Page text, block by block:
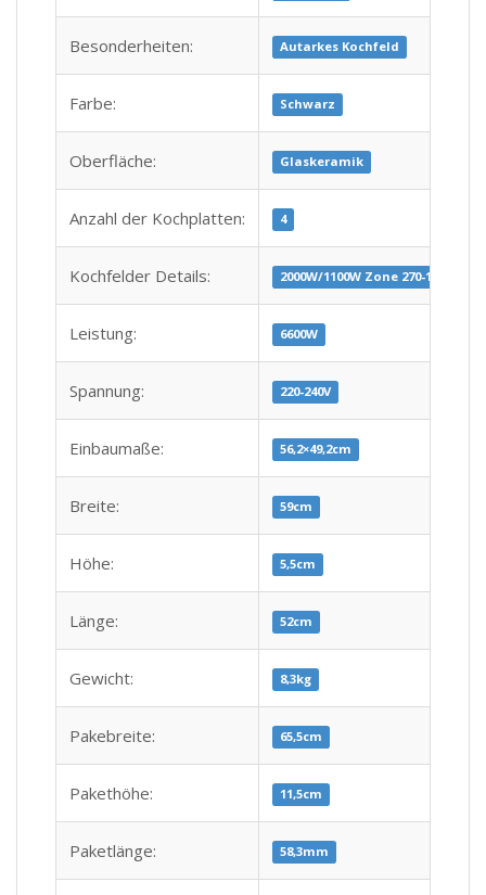
Besonderheiten: Autarkes Kochfeld
Farbe: Schwarz
Oberfläche: Glaskeramik
Anzahl der Kochplatten: 4
Kochfelder Details: 2000W/1100W Zone 270-165mm,
Leistung: 6600W
Spannung: 220-240V
Einbaumaße: 56,2×49,2cm
Breite: 59cm
Höhe: 5,5cm
Länge: 52cm
Gewicht: 8,3kg
Pakebreite: 65,5cm
Pakethöhe: 11,5cm
Paketlänge: 58,3mm